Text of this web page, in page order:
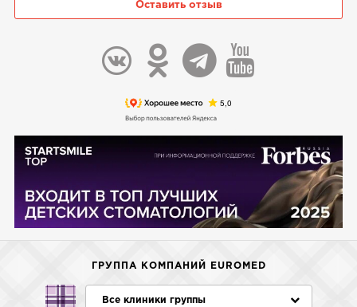
Оставить отзыв
ГРУППА КОМПАНИЙ EUROMED
Все клиники группы